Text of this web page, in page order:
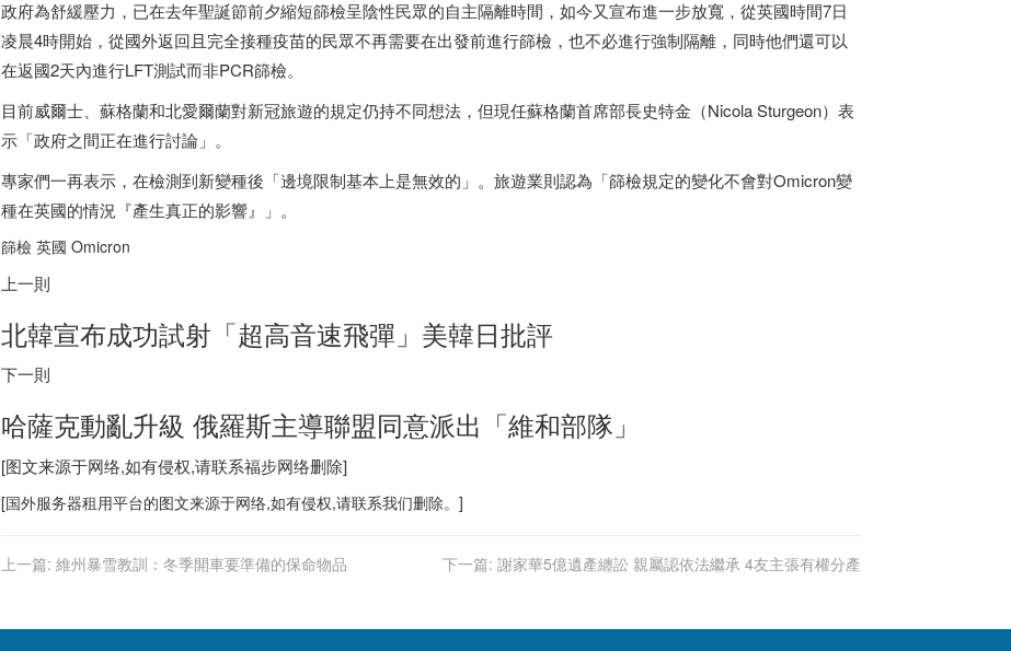
政府為舒緩壓力，已在去年聖誕節前夕縮短篩檢呈陰性民眾的自主隔離時間，如今又宣布進一步放寬，從英國時間7日
凌晨4時開始，從國外返回且完全接種疫苗的民眾不再需要在出發前進行篩檢，也不必進行強制隔離，同時他們還可以
在返國2天內進行LFT測試而非PCR篩檢。
目前威爾士、蘇格蘭和北愛爾蘭對新冠旅遊的規定仍持不同想法，但現任蘇格蘭首席部長史特金（Nicola Sturgeon）表
示「政府之間正在進行討論」。
專家們一再表示，在檢測到新變種後「邊境限制基本上是無效的」。旅遊業則認為「篩檢規定的變化不會對Omicron變
種在英國的情況『產生真正的影響』」。
篩檢 英國 Omicron
上一則
北韓宣布成功試射「超高音速飛彈」美韓日批評
下一則
哈薩克動亂升級 俄羅斯主導聯盟同意派出「維和部隊」
[图文来源于网络,如有侵权,请联系福步网络删除]
[国外服务器租用平台的图文来源于网络,如有侵权,请联系我们删除。]
上一篇: 維州暴雪教訓：冬季開車要準備的保命物品 下一篇: 謝家華5億遺產纏訟 親屬認依法繼承 4友主張有權分產